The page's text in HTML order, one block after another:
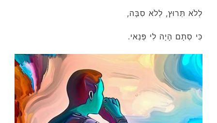
לְלֹא תֵּרוּץ, לְלֹא סִבָּה,
כִּי סְתָם הָיָה לִי פְּנַאי.